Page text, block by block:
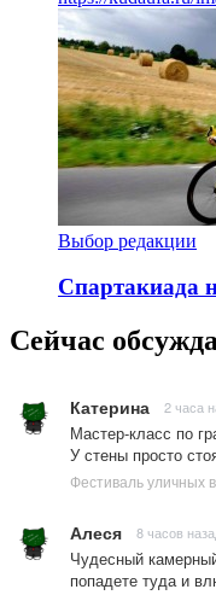
Выбор редакции
Спартакиада
Сейчас
Катерина 2 часа
Мастер-класс по
У стены просто
Фестиваль уличных
Алеся 8 часов
Чудесный
попадете туда и